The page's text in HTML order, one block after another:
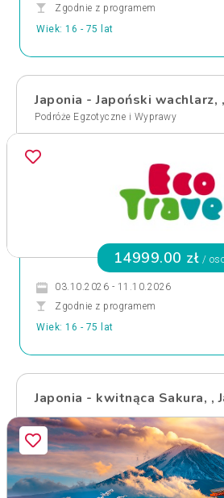
Zgodnie z programem
Wiek: 16 - 75 lat
Japonia - Japoński wachlarz,
Podróże Egzotyczne i Wyprawy
14999.00 zł /
03.10.2026 - 11.10.2026
Zgodnie z programem
Wiek: 16 - 75 lat
Japonia - kwitnąca Sakura, ,